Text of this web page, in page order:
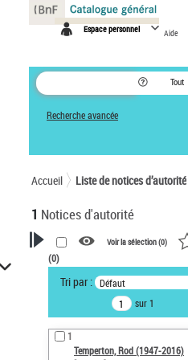
Espace personnel Aide
Tout
Recherche avancée
Accueil Liste de notices d’autorité
1 Notices d'autorité
VOTRE RECHERCHE
Recherche avancée dans les
notices d’autorité
Œuvres liées à l'auteur :
Temperton, Rod (1947-2016)
Voir la sélection (0)
(0)
Tri par : Défaut
sur 1
1
Temperton, Rod (1947-2016)
Panneau de gestion des cookies